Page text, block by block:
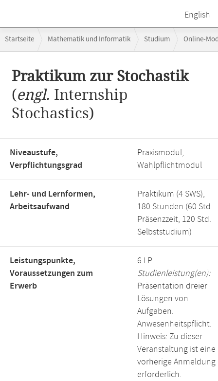
English
Navigation
Startseite Mathematik und Informatik Studium Online-
Praktikum zur Stochastik
(engl. Internship
Stochastics)
Niveaustufe,
Verpflichtungsgrad
Praxismodul,
Wahlpflichtmodul
Lehr- und Lernformen,
Arbeitsaufwand
Praktikum (4 SWS),
180 Stunden (60 Std.
Präsenzzeit, 120 Std.
Selbststudium)
Leistungspunkte,
Voraussetzungen zum
Erwerb
6 LP
Studienleistung(en):
Präsentation dreier
Lösungen von
Aufgaben.
Anwesenheitspflicht.
Hinweis: Zu dieser
Veranstaltung ist eine
vorherige Anmeldung
erforderlich.